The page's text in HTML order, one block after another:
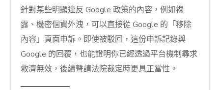
針對某些明顯違反 Google 政策的內容，例如裸
露、機密個資外洩，可以直接從 Google 的「移除
內容」頁面申訴。即使被駁回，這份申訴記錄與
Google 的回覆，也能證明你已經透過平台機制尋求
救濟無效，後續聲請法院裁定時更具正當性。